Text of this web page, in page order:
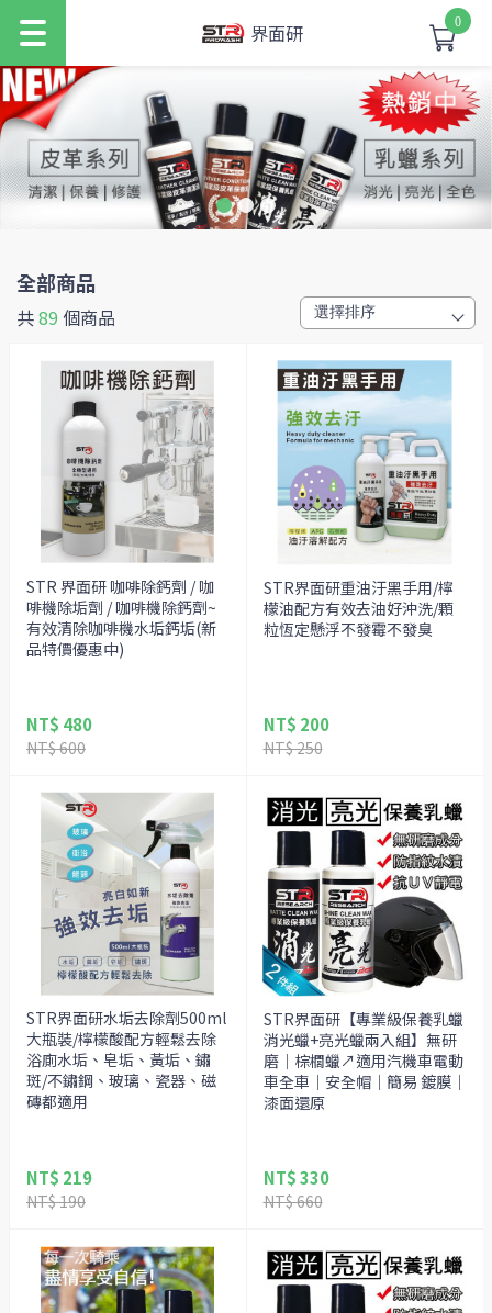
界面研 0
全部商品
共89 個商品
STR 界面研 咖啡除鈣劑 / 咖
啡機除垢劑 / 咖啡機除鈣劑~
有效清除咖啡機水垢鈣垢(新
品特價優惠中)
NT$ 480
NT$ 600
STR界面研重油汙黑手用/檸
檬油配方有效去油好沖洗/顆
粒恆定懸浮不發霉不發臭
NT$ 200
NT$ 250
STR界面研水垢去除劑500ml
大瓶裝/檸檬酸配方輕鬆去除
浴廁水垢、皂垢、黃垢、鏽
斑/不鏽鋼、玻璃、瓷器、磁
磚都適用
NT$ 219
NT$ 190
STR界面研【專業級保養乳蠟
消光蠟+亮光蠟兩入組】無研
磨｜棕櫚蠟↗適用汽機車電動
車全車｜安全帽｜簡易 鍍膜｜
漆面還原
NT$ 330
NT$ 660